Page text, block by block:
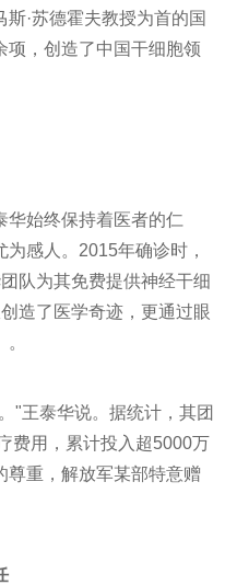
·苏德霍夫教授为首的国
项，创造了中国干细胞领
华始终保持着医者的仁
感人。2015年确诊时，
队为其免费提供神经干细
造了医学奇迹，更通过眼
"王泰华说。据统计，其团
费用，累计投入超5000万
尊重，解放军某部特意赠